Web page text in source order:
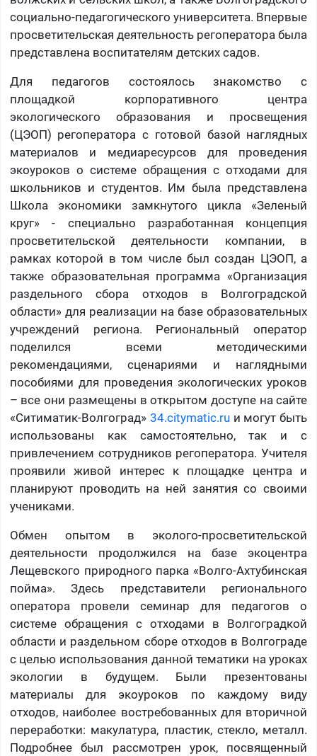
социально-педагогического университета. Впервые
просветительская деятельность регоператора была
представлена воспитателям детских садов.
Для педагогов состоялось знакомство с
площадкой корпоративного центра
экологического образования и просвещения
(ЦЭОП) регоператора с готовой базой наглядных
материалов и медиаресурсов для проведения
экоуроков о системе обращения с отходами для
школьников и студентов. Им была представлена
Школа экономики замкнутого цикла «Зеленый
круг» - специально разработанная концепция
просветительской деятельности компании, в
рамках которой в том числе был создан ЦЭОП, а
также образовательная программа «Организация
раздельного сбора отходов в Волгоградской
области» для реализации на базе образовательных
учреждений региона. Региональный оператор
поделился всеми методическими
рекомендациями, сценариями и наглядными
пособиями для проведения экологических уроков
– все они размещены в открытом доступе на сайте
«Ситиматик-Волгоград» 34.citymatic.ruи могут быть
использованы как самостоятельно, так и с
привлечением сотрудников регоператора. Учителя
проявили живой интерес к площадке центра и
планируют проводить на ней занятия со своими
учениками.
Обмен опытом в эколого-просветительской
деятельности продолжился на базе экоцентра
Лещевского природного парка «Волго-Ахтубинская
пойма». Здесь представители регионального
оператора провели семинар для педагогов о
системе обращения с отходами в Волгоградкой
области и раздельном сборе отходов в Волгограде
с целью использования данной тематики на уроках
экологии в будущем. Были презентованы
материалы для экоуроков по каждому виду
отходов, наиболее востребованных для вторичной
переработки: макулатура, пластик, стекло, металл.
Подробнее был рассмотрен урок, посвященный